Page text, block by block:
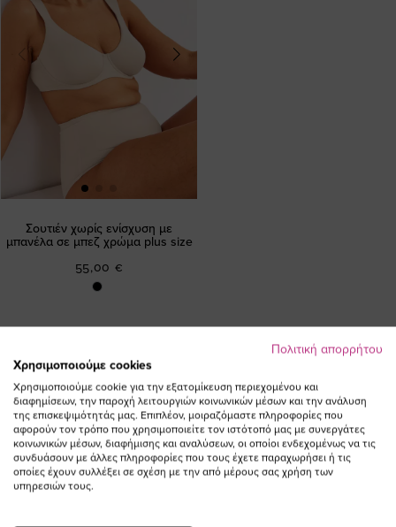
Σουτιέν χωρίς ενίσχυση με
μπανέλα σε μπεζ χρώμα plus size
55,00 €
ΕΓΓΡΑΦΕΙΤΕ ΣΤΟ NEWSLETTER
Email
Πολιτική απορρήτου
Χρησιμοποιούμε cookies
Χρησιμοποιούμε cookie για την εξατομίκευση περιεχομένου και
διαφημίσεων, την παροχή λειτουργιών κοινωνικών μέσων και την ανάλυση
της επισκεψιμότητάς μας. Επιπλέον, μοιραζόμαστε πληροφορίες που
αφορούν τον τρόπο που χρησιμοποιείτε τον ιστότοπό μας με συνεργάτες
κοινωνικών μέσων, διαφήμισης και αναλύσεων, οι οποίοι ενδεχομένως να τις
συνδυάσουν με άλλες πληροφορίες που τους έχετε παραχωρήσει ή τις
οποίες έχουν συλλέξει σε σχέση με την από μέρους σας χρήση των
υπηρεσιών τους.